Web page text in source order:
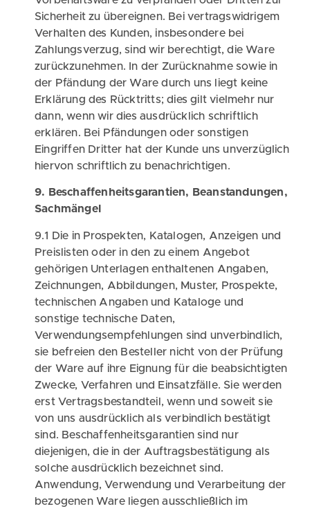
Sicherheit zu übereignen. Bei vertragswidrigem
Verhalten des Kunden, insbesondere bei
Zahlungsverzug, sind wir berechtigt, die Ware
zurückzunehmen. In der Zurücknahme sowie in
der Pfändung der Ware durch uns liegt keine
Erklärung des Rücktritts; dies gilt vielmehr nur
dann, wenn wir dies ausdrücklich schriftlich
erklären. Bei Pfändungen oder sonstigen
Eingriffen Dritter hat der Kunde uns unverzüglich
hiervon schriftlich zu benachrichtigen.
9. Beschaffenheitsgarantien, Beanstandungen,
Sachmängel
9.1 Die in Prospekten, Katalogen, Anzeigen und
Preislisten oder in den zu einem Angebot
gehörigen Unterlagen enthaltenen Angaben,
Zeichnungen, Abbildungen, Muster, Prospekte,
technischen Angaben und Kataloge und
sonstige technische Daten,
Verwendungsempfehlungen sind unverbindlich,
sie befreien den Besteller nicht von der Prüfung
der Ware auf ihre Eignung für die beabsichtigten
Zwecke, Verfahren und Einsatzfälle. Sie werden
erst Vertragsbestandteil, wenn und soweit sie
von uns ausdrücklich als verbindlich bestätigt
sind. Beschaffenheitsgarantien sind nur
diejenigen, die in der Auftragsbestätigung als
solche ausdrücklich bezeichnet sind.
Anwendung, Verwendung und Verarbeitung der
bezogenen Ware liegen ausschließlich im